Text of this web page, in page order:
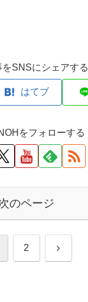
をSNSにシェアする
はてブ
をフォローする
のページ
2 次